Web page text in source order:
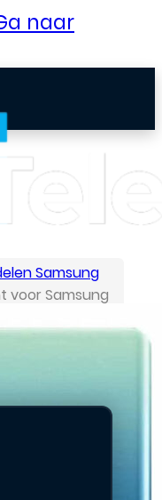
naar
Samsung
voor Samsung